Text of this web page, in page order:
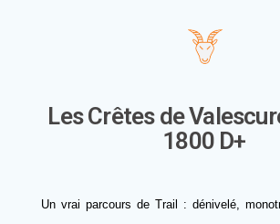
Les Crêtes de
1800 D+
Un vrai parcours de Trail : dénivelé,